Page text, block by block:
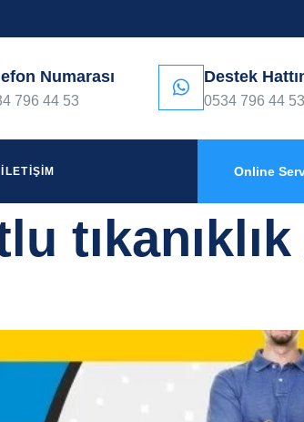
Numarası
796 44 53
Destek
0534 796 44 53
İLETIŞIM Online